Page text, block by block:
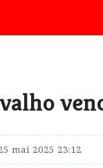
mai 2025 23:12